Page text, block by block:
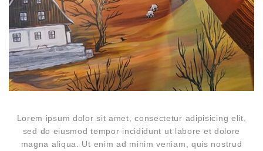
Lorem ipsum dolor sit amet, consectetur adipisicing elit,
sed do eiusmod tempor incididunt ut labore et dolore
magna aliqua. Ut enim ad minim veniam, quis nostrud